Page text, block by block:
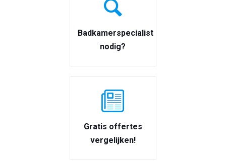
Badkamerspecialist
nodig?
Gratis offertes
vergelijken!